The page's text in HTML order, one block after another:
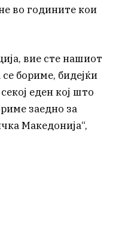
во годините кои
вие сте нашиот
бориме, бидејќи
еден кој што
заедно за
Македонија“,